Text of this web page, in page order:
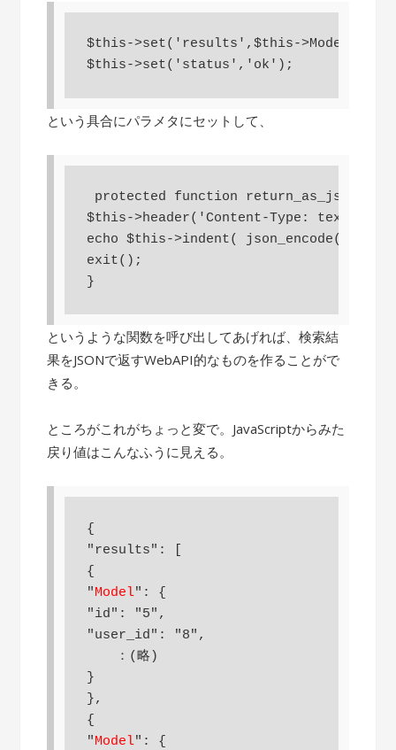
$this->set('results',$this->Model-
という具合にパラメタにセットして、
protected function return_as_json(){
$this->header('Content-Type: text/
echo $this->indent( json_encode($this-
exit();
}
というような関数を呼び出してあげれば、検索結
果をJSONで返すWebAPI的なものを作ることがで
きる。
ところがこれがちょっと変で。JavaScriptからみた
戻り値はこんなふうに見える。
{
"results": [
{
"Model": {
"id": "5",
"user_id": "8",
：(略)
}
},
{
"Model": {